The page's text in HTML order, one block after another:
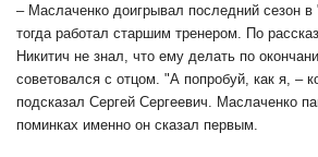
– Маслаченко доигрывал последний сезон в
тогда работал старшим тренером. По
Никитич не знал, что ему делать по
советовался с отцом. "А попробуй, как я, –
подсказал Сергей Сергеевич. Маслаченко
поминках именно он сказал первым.